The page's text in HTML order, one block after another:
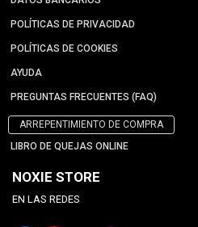
POLÍTICAS DE PRIVACIDAD
POLÍTICAS DE COOKIES
AYUDA
PREGUNTAS FRECUENTES (FAQ)
ARREPENTIMIENTO DE COMPRA
LIBRO DE QUEJAS ONLINE
NOXIE STORE
EN LAS REDES